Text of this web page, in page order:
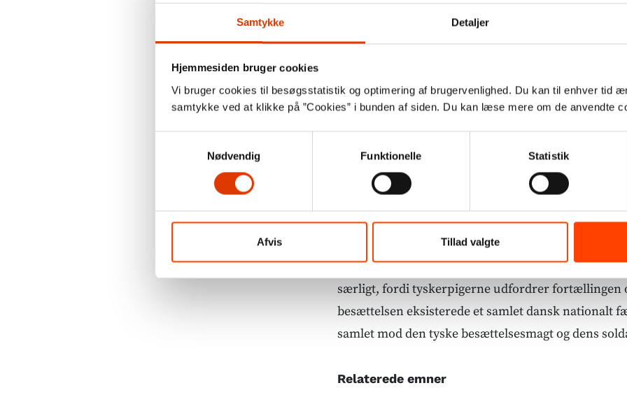
Samtykke Detaljer
Hjemmesiden bruger cookies
Vi bruger cookies til besøgsstatistik og optimering af brugervenlighed. Du kan til enhver tid
samtykke ved at klikke på ”Cookies” i bunden af siden. Du kan læse mere om de anvendte
Nødvendig
Funktionelle Statistik
Afvis Tillad valgte
Selvom tyskerpigerne ikke forbrød sig mod nogle
deres landsmænd og i den illegale
besættelsen levede mange tyskerpiger og deres
social udstødelse.
I vores tid er synet på tyskerpigerne og deres børn
nuanceret. Men fortællingen om dem er stadig
særligt, fordi tyskerpigerne udfordrer fortællingen
besættelsen eksisterede et samlet dansk nationalt
samlet mod den tyske besættelsesmagt og dens
Relaterede emner